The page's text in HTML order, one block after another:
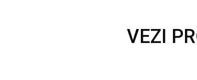
VEZI